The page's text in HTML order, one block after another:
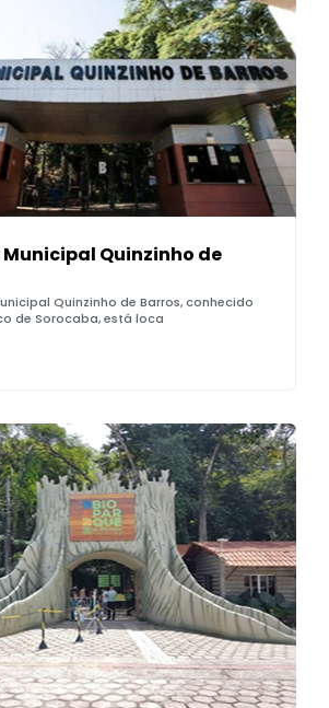
Quinzinho de
Quinzinho de Barros, conhecido
de Sorocaba, está loca